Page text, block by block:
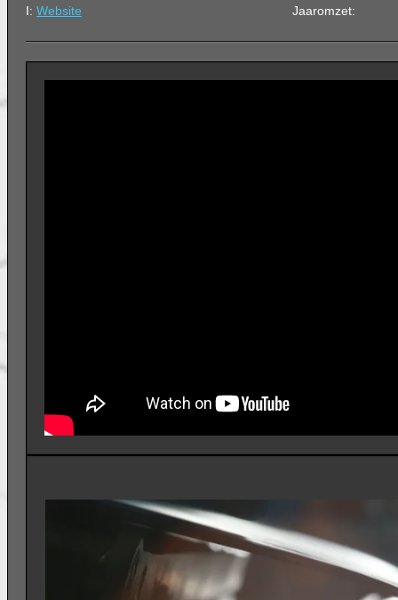
I: Website
Jaaromzet: